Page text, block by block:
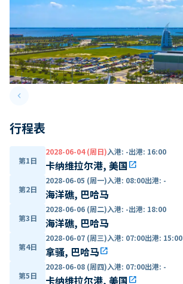
keyboard_arrow_leftPrevious slide
行程表
第1日
2028-06-04 (周日)入港: -出港: 16:00
卡纳维拉尔港, 美国open_in_new
第2日
2028-06-05 (周一)入港: 08:00出港: -
海洋礁, 巴哈马
第3日
2028-06-06 (周二)入港: -出港: 18:00
海洋礁, 巴哈马
第4日
2028-06-07 (周三)入港: 07:00出港: 15:00
拿骚, 巴哈马open_in_new
第5日
2028-06-08 (周四)入港: 07:00出港: -
卡纳维拉尔港, 美国open_in_new